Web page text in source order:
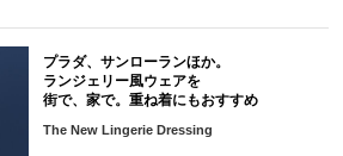
プラダ、サンローランほか。
ランジェリー風ウェアを
街で、家で。重ね着にもおすすめ
The New Lingerie Dressing